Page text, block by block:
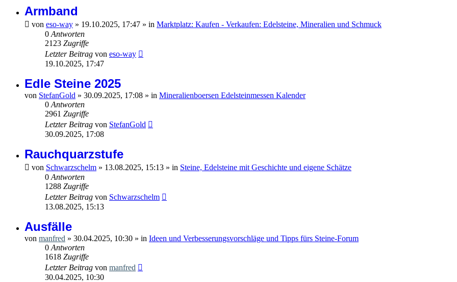
Armband
von eso-way » 19.10.2025, 17:47 » in Marktplatz: Kaufen - Verkaufen: Edelsteine, Mineralien und Schmuck
0 Antworten
2123 Zugriffe
Letzter Beitrag von eso-way
19.10.2025, 17:47
Edle Steine 2025
von StefanGold » 30.09.2025, 17:08 » in Mineralienboersen Edelsteinmessen Kalender
0 Antworten
2961 Zugriffe
Letzter Beitrag von StefanGold
30.09.2025, 17:08
Rauchquarzstufe
von Schwarzschelm » 13.08.2025, 15:13 » in Steine, Edelsteine mit Geschichte und eigene Schätze
0 Antworten
1288 Zugriffe
Letzter Beitrag von Schwarzschelm
13.08.2025, 15:13
Ausfälle
von manfred » 30.04.2025, 10:30 » in Ideen und Verbesserungsvorschläge und Tipps fürs Steine-Forum
0 Antworten
1618 Zugriffe
Letzter Beitrag von manfred
30.04.2025, 10:30